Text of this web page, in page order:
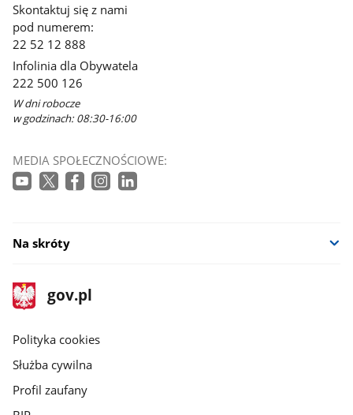
Skontaktuj się z nami
pod numerem:
22 52 12 888
Infolinia dla Obywatela
222 500 126
W dni robocze
w godzinach: 08:30-16:00
MEDIA SPOŁECZNOŚCIOWE:
Na skróty
stopka
gov.pl
Strona
gov.pl
gov.pl
Polityka cookies
Służba cywilna
Profil zaufany